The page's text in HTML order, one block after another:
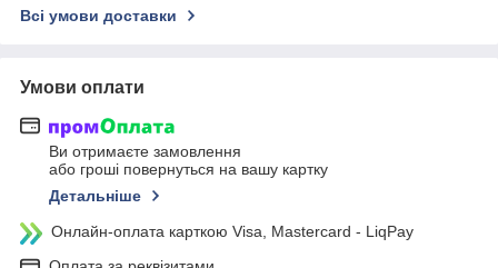
Всі умови доставки
Умови оплати
Ви отримаєте замовлення
або гроші повернуться на вашу картку
Детальніше
Онлайн-оплата карткою Visa, Mastercard - LiqPay